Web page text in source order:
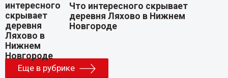
Что интересного скрывает
деревня Ляхово в Нижнем
Новгороде
Еще в рубрике